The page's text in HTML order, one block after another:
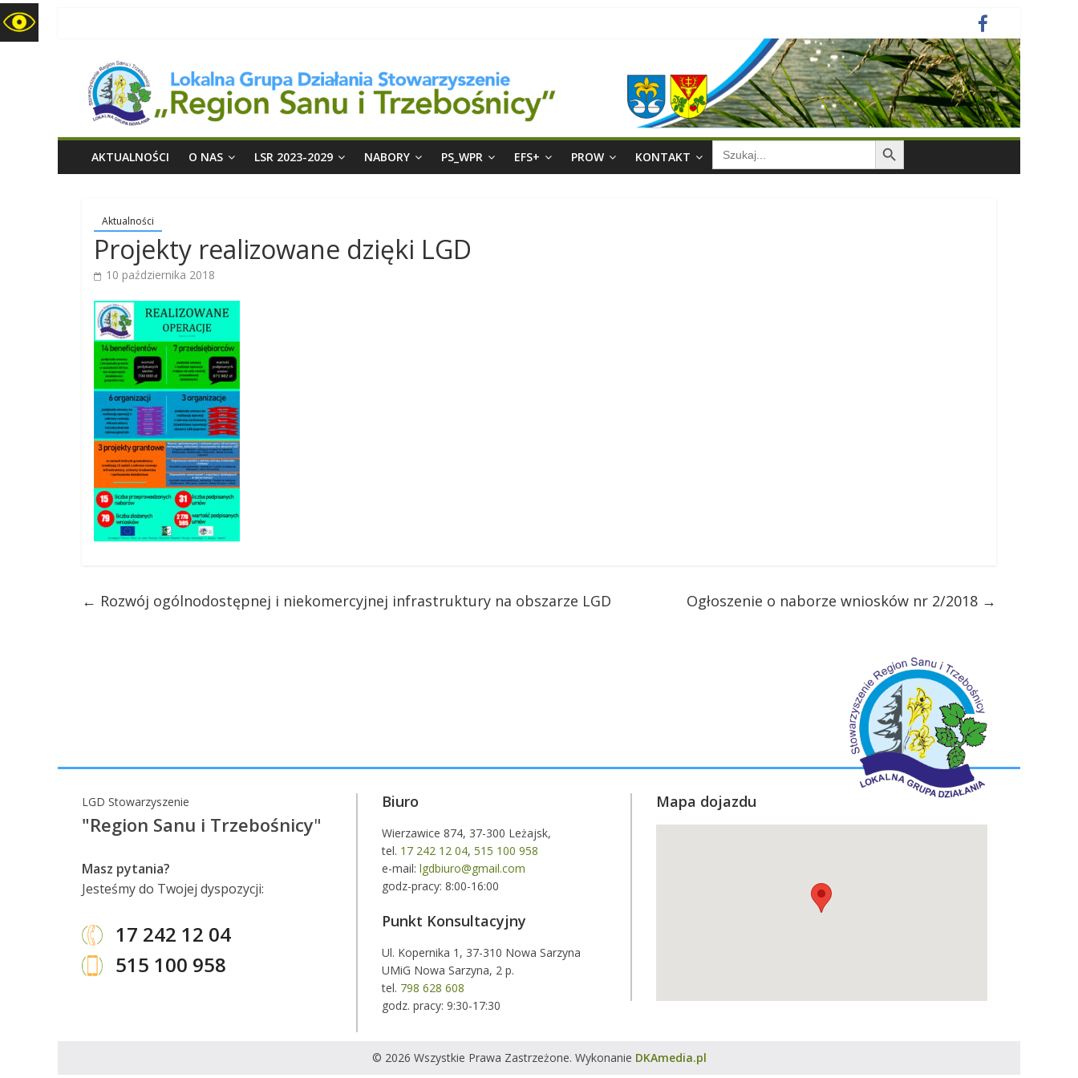
LGD
Region
Sanu
i
Trzebośnicy
AKTUALNOŚCI O NAS LSR 2023-2029 NABORY PS_WPR EFS+ PROW KONTAKT
Search
for:
Search Button
Aktualności
Projekty realizowane dzięki LGD
10 października 2018
← Rozwój ogólnodostępnej i niekomercyjnej infrastruktury na obszarze LGD Ogłoszenie o naborze wniosków nr 2/2018 →
LGD Stowarzyszenie
"Region Sanu i Trzebośnicy"
Masz pytania?
Jesteśmy do Twojej dyspozycji:
17 242 12 04
515 100 958
Biuro
Wierzawice 874, 37-300 Leżajsk,
tel. 17 242 12 04, 515 100 958
e-mail: lgdbiuro@gmail.com
godz-pracy: 8:00-16:00
Punkt Konsultacyjny
Ul. Kopernika 1, 37-310 Nowa Sarzyna
UMiG Nowa Sarzyna, 2 p.
tel. 798 628 608
godz. pracy: 9:30-17:30
Mapa dojazdu
© 2026 Wszystkie Prawa Zastrzeżone. Wykonanie DKAmedia.pl